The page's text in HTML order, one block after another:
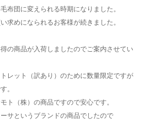
団に変えられる時期になりました。
求めになられるお客様が続きました。
の商品が入荷しましたのでご案内させてい
レット（訳あり）のために数量限定ですが
。
ト（株）の商品ですので安心です。
サというブランドの商品でしたので